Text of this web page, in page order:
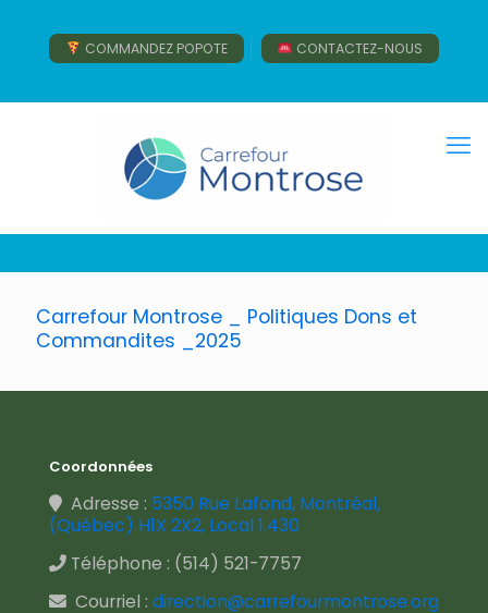
COMMANDEZ POPOTE CONTACTEZ-NOUS
Carrefour Montrose _ Politiques Dons et
Commandites _2025
Coordonnées
Adresse : 5350 Rue Lafond, Montréal,
(Québec) H1X 2X2, Local 1.430
Téléphone : (514) 521-7757
Courriel : direction@carrefourmontrose.org